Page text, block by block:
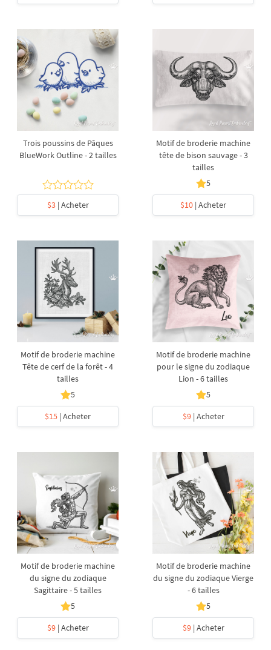
Trois poussins de Pâques
BlueWork Outline - 2 tailles
$3| Acheter
Motif de broderie machine
tête de bison sauvage - 3
tailles
5
$10 | Acheter
Motif de broderie machine
Tête de cerf de la forêt - 4
tailles
5
$15 | Acheter
Motif de broderie machine
pour le signe du zodiaque
Lion - 6 tailles
5
$9| Acheter
Motif de broderie machine
du signe du zodiaque
Sagittaire - 5 tailles
5
$9| Acheter
Motif de broderie machine
du signe du zodiaque Vierge
- 6 tailles
5
$9| Acheter